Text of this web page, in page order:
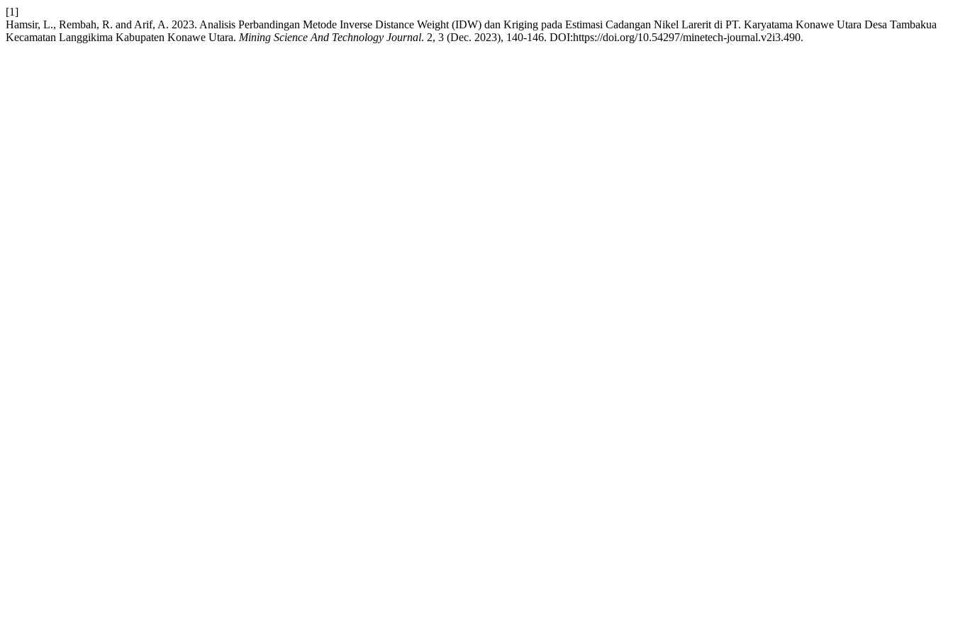
[1]
Hamsir, L., Rembah, R. and Arif, A. 2023. Analisis Perbandingan Metode Inverse Distance Weight (IDW) dan Kriging pada Estimasi Cadangan Nikel Larerit di PT. Karyatama Konawe Utara Desa Tambakua
Kecamatan Langgikima Kabupaten Konawe Utara. Mining Science And Technology Journal. 2, 3 (Dec. 2023), 140-146. DOI:https://doi.org/10.54297/minetech-journal.v2i3.490.